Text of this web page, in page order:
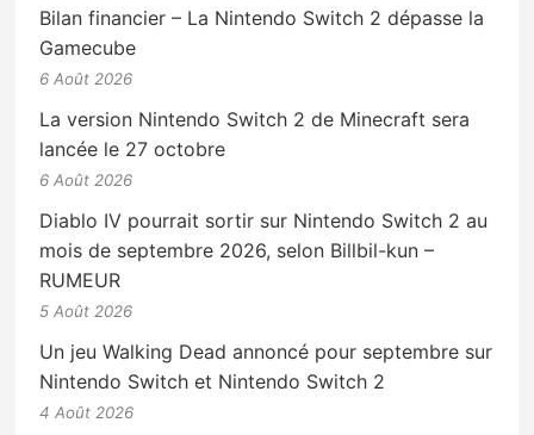
Bilan financier – La Nintendo Switch 2 dépasse la
Gamecube
6 Août 2026
La version Nintendo Switch 2 de Minecraft sera
lancée le 27 octobre
6 Août 2026
Diablo IV pourrait sortir sur Nintendo Switch 2 au
mois de septembre 2026, selon Billbil-kun –
RUMEUR
5 Août 2026
Un jeu Walking Dead annoncé pour septembre sur
Nintendo Switch et Nintendo Switch 2
4 Août 2026